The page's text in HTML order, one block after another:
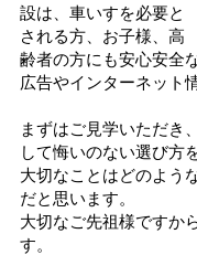
設は、車いすを必要と
される方、お子様、高
齢者の方にも安心安全
広告やインターネット
まずはご見学いただき
して悔いのない選び方
大切なことはどのよう
だと思います。
大切なご先祖様ですか
す。